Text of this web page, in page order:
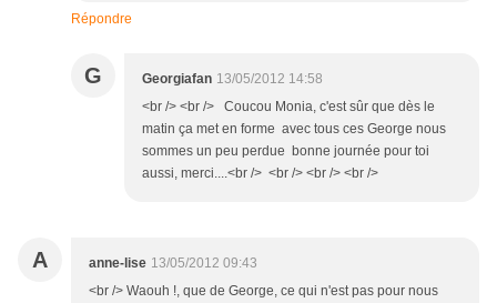
Répondre
G Georgiafan 13/05/2012 14:58
<br /> <br /> Coucou Monia, c'est sûr que dès le
matin ça met en forme avec tous ces George nous
sommes un peu perdue bonne journée pour toi
aussi, merci....<br /> <br /> <br /> <br />
A anne-lise 13/05/2012 09:43
<br /> Waouh !, que de George, ce qui n'est pas pour nous